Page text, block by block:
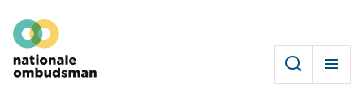
en
naar
de
Hoofdmenu